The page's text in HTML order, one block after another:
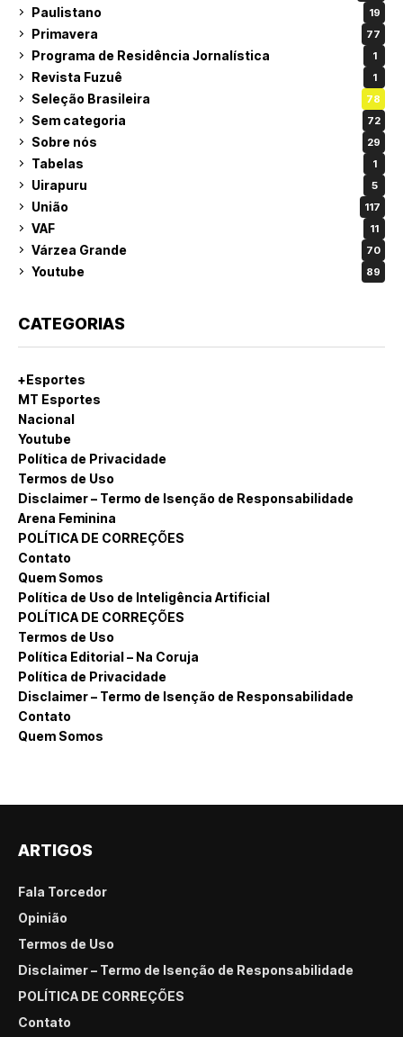
Paulistano 19
Primavera 77
Programa de Residência Jornalística 1
Revista Fuzuê 1
Seleção Brasileira 78
Sem categoria 72
Sobre nós 29
Tabelas 1
Uirapuru 5
União 117
VAF 11
Várzea Grande 70
Youtube 89
CATEGORIAS
+Esportes
MT Esportes
Nacional
Youtube
Política de Privacidade
Termos de Uso
Disclaimer – Termo de Isenção de Responsabilidade
Arena Feminina
POLÍTICA DE CORREÇÕES
Contato
Quem Somos
Política de Uso de Inteligência Artificial
POLÍTICA DE CORREÇÕES
Termos de Uso
Política Editorial – Na Coruja
Política de Privacidade
Disclaimer – Termo de Isenção de Responsabilidade
Contato
Quem Somos
ARTIGOS
Fala Torcedor
Opinião
Termos de Uso
Disclaimer – Termo de Isenção de Responsabilidade
POLÍTICA DE CORREÇÕES
Contato